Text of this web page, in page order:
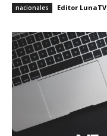
nacionales Editor LunaTV